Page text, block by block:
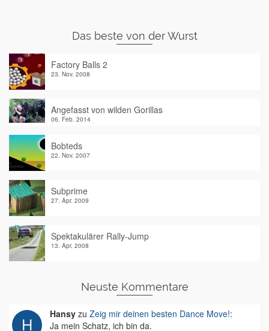
Das beste von der Wurst
Factory Balls 2
23. Nov. 2008
Angefasst von wilden Gorillas
06. Feb. 2014
Bobteds
22. Nov. 2007
Subprime
27. Apr. 2009
Spektakulärer Rally-Jump
13. Apr. 2008
Neuste Kommentare
Hansy zu Zeig mir deinen besten Dance Move!:
Ja mein Schatz, ich bin da.